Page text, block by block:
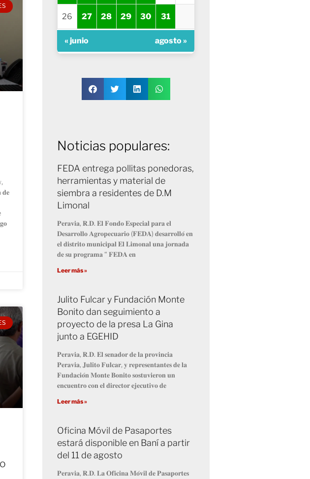
𝐝𝐞
26 27 28 29 30 31
« junio agosto »
Noticias populares:
FEDA entrega pollitas ponedoras,
herramientas y material de
siembra a residentes de D.M
Limonal
𝐏𝐞𝐫𝐚𝐯𝐢𝐚, 𝐑.𝐃. 𝐄𝐥 𝐅𝐨𝐧𝐝𝐨 𝐄𝐬𝐩𝐞𝐜𝐢𝐚𝐥 𝐩𝐚𝐫𝐚 𝐞𝐥
𝐃𝐞𝐬𝐚𝐫𝐫𝐨𝐥𝐥𝐨 𝐀𝐠𝐫𝐨𝐩𝐞𝐜𝐮𝐚𝐫𝐢𝐨 (𝐅𝐄𝐃𝐀) 𝐝𝐞𝐬𝐚𝐫𝐫𝐨𝐥𝐥𝐨́ 𝐞𝐧
𝐞𝐥 𝐝𝐢𝐬𝐭𝐫𝐢𝐭𝐨 𝐦𝐮𝐧𝐢𝐜𝐢𝐩𝐚𝐥 𝐄𝐥 𝐋𝐢𝐦𝐨𝐧𝐚𝐥 𝐮𝐧𝐚 𝐣𝐨𝐫𝐧𝐚𝐝𝐚
𝐝𝐞 𝐬𝐮 𝐩𝐫𝐨𝐠𝐫𝐚𝐦𝐚 “ 𝐅𝐄𝐃𝐀 𝐞𝐧
Leer más »
Julito Fulcar y Fundación Monte
Bonito dan seguimiento a
proyecto de la presa La Gina
junto a EGEHID
𝐏𝐞𝐫𝐚𝐯𝐢𝐚, 𝐑.𝐃. 𝐄𝐥 𝐬𝐞𝐧𝐚𝐝𝐨𝐫 𝐝𝐞 𝐥𝐚 𝐩𝐫𝐨𝐯𝐢𝐧𝐜𝐢𝐚
𝐏𝐞𝐫𝐚𝐯𝐢𝐚, 𝐉𝐮𝐥𝐢𝐭𝐨 𝐅𝐮𝐥𝐜𝐚𝐫, 𝐲 𝐫𝐞𝐩𝐫𝐞𝐬𝐞𝐧𝐭𝐚𝐧𝐭𝐞𝐬 𝐝𝐞 𝐥𝐚
𝐅𝐮𝐧𝐝𝐚𝐜𝐢𝐨́𝐧 𝐌𝐨𝐧𝐭𝐞 𝐁𝐨𝐧𝐢𝐭𝐨 𝐬𝐨𝐬𝐭𝐮𝐯𝐢𝐞𝐫𝐨𝐧 𝐮𝐧
𝐞𝐧𝐜𝐮𝐞𝐧𝐭𝐫𝐨 𝐜𝐨𝐧 𝐞𝐥 𝐝𝐢𝐫𝐞𝐜𝐭𝐨𝐫 𝐞𝐣𝐞𝐜𝐮𝐭𝐢𝐯𝐨 𝐝𝐞
Leer más »
Oficina Móvil de Pasaportes
estará disponible en Baní a partir
del 11 de agosto
𝐏𝐞𝐫𝐚𝐯𝐢𝐚, 𝐑.𝐃. 𝐋𝐚 𝐎𝐟𝐢𝐜𝐢𝐧𝐚 𝐌𝐨́𝐯𝐢𝐥 𝐝𝐞 𝐏𝐚𝐬𝐚𝐩𝐨𝐫𝐭𝐞𝐬